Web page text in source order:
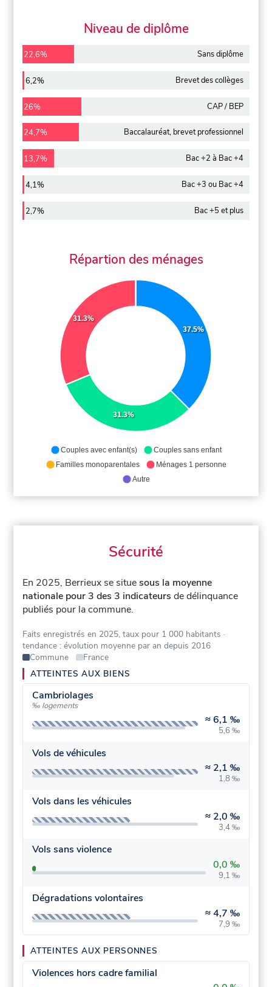
Niveau de diplôme
22,6% Sans diplôme
6,2% Brevet des collèges
26% CAP / BEP
24,7% Baccalauréat, brevet professionnel
13,7% Bac +2 à Bac +4
4,1% Bac +3 ou Bac +4
2,7% Bac +5 et plus
Répartion des ménages
37.5%
31.3%
31.3%
Couples avec enfant(s)
Couples sans enfant
Familles monoparentales
Ménages 1 personne
Autre
Sécurité
En 2025, Berrieux se situesous la moyenne
nationale pour 3 des 3 indicateurs de délinquance
publiés pour la commune.
Faits enregistrés en 2025, taux pour 1 000 habitants ·
tendance : évolution moyenne par an depuis 2016
Commune
France
ATTEINTES AUX BIENS
Cambriolages
‰ logements
≈6,1 ‰
5,6 ‰
Vols de véhicules
≈ 2,1 ‰
1,8 ‰
Vols dans les véhicules
≈ 2,0 ‰
3,4 ‰
Vols sans violence
0,0 ‰
9,1 ‰
Dégradations volontaires
≈4,7 ‰
7,9 ‰
ATTEINTES AUX PERSONNES
Violences hors cadre familial